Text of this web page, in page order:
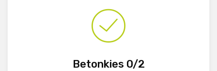
Betonkies 0/2